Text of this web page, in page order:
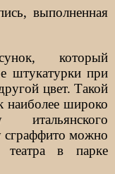
выполненная
который
штукатурки при
цвет. Такой
наиболее широко
сграффито можно
театра в парке